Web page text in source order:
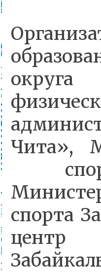
Чита»,
спорта
центр